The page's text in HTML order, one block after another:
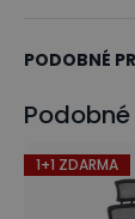
PODOBNÉ
1+1 ZDARMA